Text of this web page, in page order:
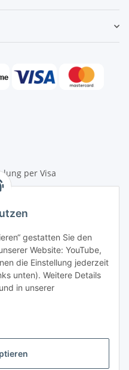
gestatten Sie den
Website: YouTube,
die Einstellung jederzeit
unten). Weitere Details
und in unserer
46